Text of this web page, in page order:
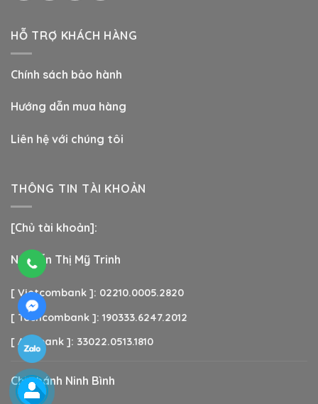
HỖ TRỢ KHÁCH HÀNG
Chính sách bảo hành
Hướng dẫn mua hàng
Liên hệ với chúng tôi
THÔNG TIN TÀI KHOẢN
[Chủ tài khoản]:
Nguyễn Thị Mỹ Trinh
[ Vietcombank ]: 02210.0005.2820
[ Techcombank ]: 190333.6247.2012
[ Agribank ]: 33022.0513.1810
Chi nhánh Ninh Bình